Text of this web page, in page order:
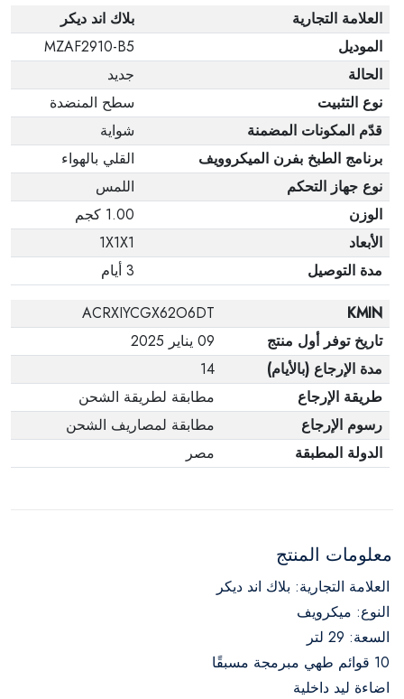
العلامة التجارية
بلاك اند ديكر
الموديل
MZAF2910-B5
الحالة
جديد
نوع التثبيت
سطح المنضدة
قدّم المكونات المضمنة
شواية
برنامج الطبخ بفرن الميكروويف
القلي بالهواء
نوع جهاز التحكم
اللمس
الوزن
1.00 كجم
الأبعاد
1X1X1
مدة التوصيل
3 أيام
KMIN
ACRXIYCGX62O6DT
تاريخ توفر أول منتج
09 يناير 2025
مدة الإرجاع (بالأيام)
14
طريقة الإرجاع
مطابقة لطريقة الشحن
رسوم الإرجاع
مطابقة لمصاريف الشحن
الدولة المطبقة
مصر
معلومات المنتج
العلامة التجارية: بلاك اند ديكر
النوع: ميكرويف
السعة: 29 لتر
10 قوائم طهي مبرمجة مسبقًا
اضاءة ليد داخلية